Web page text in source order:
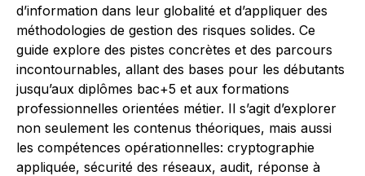
d’information dans leur globalité et d’appliquer des
méthodologies de gestion des risques solides. Ce
guide explore des pistes concrètes et des parcours
incontournables, allant des bases pour les débutants
jusqu’aux diplômes bac+5 et aux formations
professionnelles orientées métier. Il s’agit d’explorer
non seulement les contenus théoriques, mais aussi
les compétences opérationnelles: cryptographie
appliquée, sécurité des réseaux, audit, réponse à